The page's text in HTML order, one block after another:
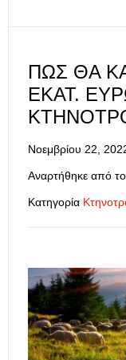
ΠΏΣ ΘΑ
ΕΚΑΤ.
Νοεμβρίου 22,
Αναρτήθηκε από
Κατηγορία